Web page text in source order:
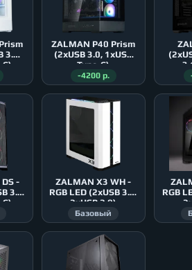
3.0,
ZALMAN P40 Prism
(2xUSB 3.0, 1xUSB
Type-C)
-4200 р.
-
3.0,
ZALMAN X3 WH -
RGB LED (2xUSB 3.0,
2xUSB 2.0)
Базовый
RGB